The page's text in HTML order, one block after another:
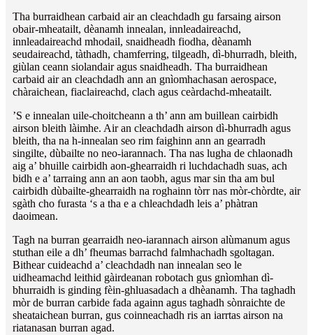
Tha burraidhean carbaid air an cleachdadh gu farsaing airson
obair-mheatailt, dèanamh innealan, innleadaireachd,
innleadaireachd mhodail, snaidheadh ​​fiodha, dèanamh
seudaireachd, tàthadh, chamferring, tilgeadh, dì-bhurradh, bleith,
giùlan ceann siolandair agus snaidheadh. Tha burraidhean
carbaid air an cleachdadh ann an gnìomhachasan aerospace,
chàraichean, fiaclaireachd, clach agus ceàrdachd-mheatailt.
’S e innealan uile-choitcheann a th’ ann am buillean cairbidh
airson bleith làimhe. Air an cleachdadh airson dì-bhurradh agus
bleith, tha na h-innealan seo rim faighinn ann an gearradh
singilte, dùbailte no neo-iarannach. Tha nas lugha de chlaonadh
aig a’ bhuille cairbidh aon-ghearraidh ri luchdachadh suas, ach
bidh e a’ tarraing ann an aon taobh, agus mar sin tha am bul
cairbidh dùbailte-ghearraidh na roghainn tòrr nas mòr-chòrdte, air
sgàth cho furasta ‘s a tha e a chleachdadh leis a’ phàtran
daoimean.
Tagh na burran gearraidh neo-iarannach airson alùmanum agus
stuthan eile a dh’ fheumas barrachd falmhachadh sgoltagan.
Bithear cuideachd a’ cleachdadh nan innealan seo le
uidheamachd leithid gàirdeanan robotach gus gnìomhan dì-
bhurraidh is ginding fèin-ghluasadach a dhèanamh. Tha taghadh
mòr de burran carbide fada againn agus taghadh sònraichte de
sheataichean burran, gus coinneachadh ris an iarrtas airson na
riatanasan burran agad.